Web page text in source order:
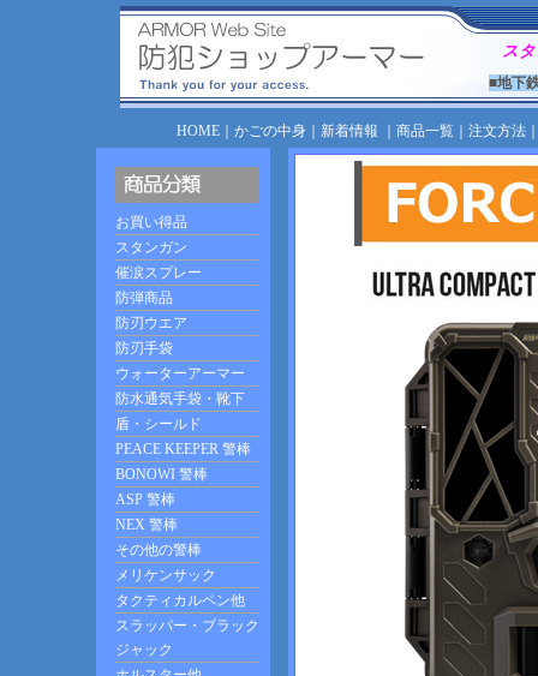
ス
■地下
HOME｜ かごの中身｜ 新着情報 商品一覧｜ 注文方法